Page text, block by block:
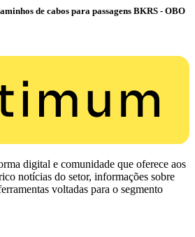
de cabos para passagens BKRS - OBO
digital e comunidade que oferece aos
notícias do setor, informações sobre
voltadas para o segmento